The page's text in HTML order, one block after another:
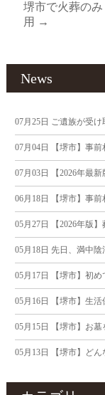
堺市で火葬の
用 →
News
07月25日 ご遺族が受け取
07月04日 【堺市】事前相
07月03日 【2026年最新
06月18日 【堺市】事前
05月27日 【2026年版】
05月18日 先日、満中陰法
05月17日 【堺市】初め
05月16日 【堺市】生活保
05月15日 【堺市】お墓を
05月13日 【堺市】どんな